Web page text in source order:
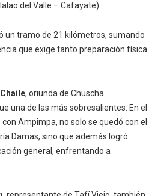
del Valle – Cafayate)
un tramo de 21 kilómetros, sumando
que exige tanto preparación física
, oriunda de Chuscha
una de las más sobresalientes. En el
Ampimpa, no solo se quedó con el
Damas, sino que además logró
general, enfrentando a